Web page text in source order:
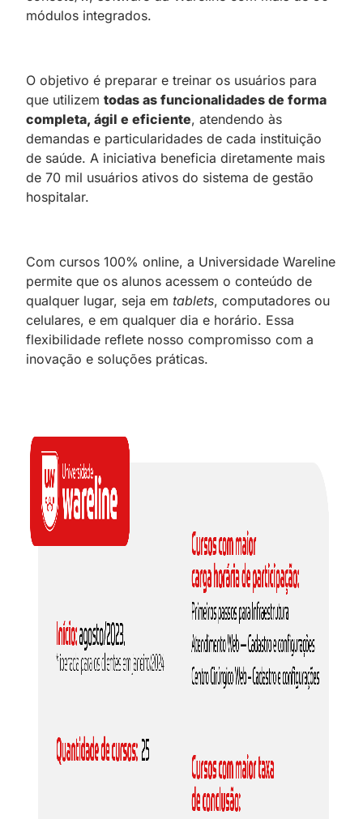
módulos integrados.
O objetivo é preparar e treinar os usuários para
que utilizem todas as funcionalidades de forma
completa, ágil e eficiente, atendendo às
demandas e particularidades de cada instituição
de saúde. A iniciativa beneficia diretamente mais
de 70 mil usuários ativos do sistema de gestão
hospitalar.
Com cursos 100% online, a Universidade Wareline
permite que os alunos acessem o conteúdo de
qualquer lugar, seja em tablets, computadores ou
celulares, e em qualquer dia e horário. Essa
flexibilidade reflete nosso compromisso com a
inovação e soluções práticas.